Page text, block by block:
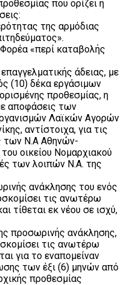
που ορίζει η
της αρμόδιας
«περί καταβολής
άδειας, με
(10) δέκα εργάσιμων
προθεσμίας, η
αποφάσεις των
Λαϊκών Αγορών
αντίστοιχα, για τις
των Ν.Α Αθηνών-
οικείου Νομαρχιακού
των λοιπών Ν.Α. της
ανάκλησης του ενός
τις ανωτέρω
τίθεται εκ νέου σε ισχύ,
προσωρινής ανάκλησης,
τις ανωτέρω
για το εναπομείναν
των έξι (6) μηνών από
προθεσμίας